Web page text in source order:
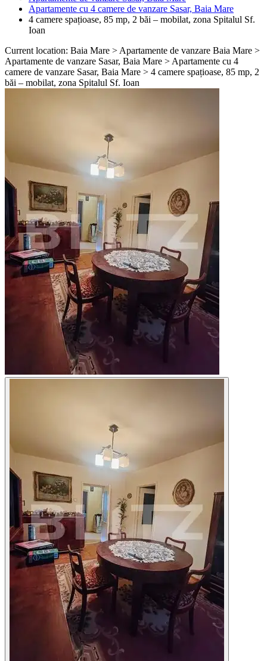
Apartamente cu 4 camere de vanzare Sasar, Baia Mare
4 camere spațioase, 85 mp, 2 băi – mobilat, zona Spitalul Sf.
Ioan
Current location: Baia Mare > Apartamente de vanzare Baia Mare >
Apartamente de vanzare Sasar, Baia Mare > Apartamente cu 4
camere de vanzare Sasar, Baia Mare > 4 camere spațioase, 85 mp, 2
băi – mobilat, zona Spitalul Sf. Ioan